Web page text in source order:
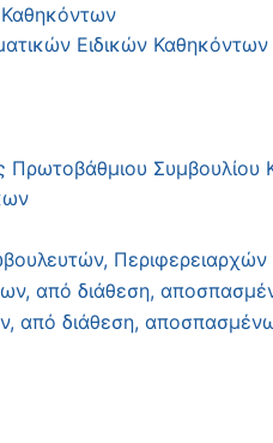
Ειδικών Καθηκόντων
Συμβουλίου
από διάθεση,
από διάθεση,